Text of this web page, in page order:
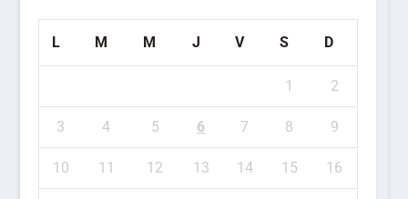
L M M J V S D
1 2
3 4 5 6 7 8 9
10 11 12 13 14 15 16